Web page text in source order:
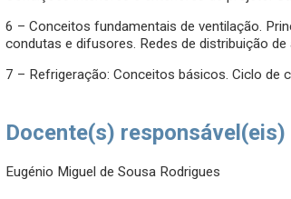
6 – Conceitos fundamentais de ventilação.
condutas e difusores. Redes de distribuição de
7 – Refrigeração: Conceitos básicos. Ciclo de
Docente(s) responsável(eis)
Eugénio Miguel de Sousa Rodrigues